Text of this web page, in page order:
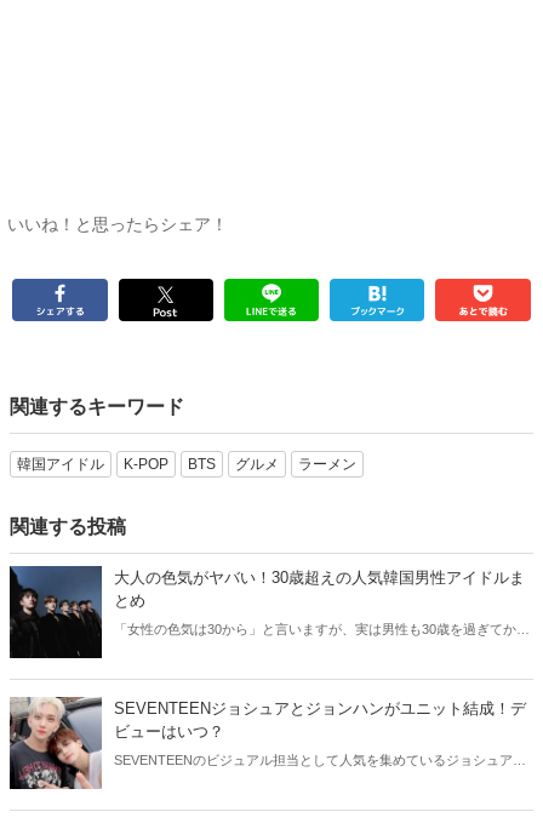
いいね！と思ったらシェア！
関連するキーワード
韓国アイドル K-POP BTS グルメ ラーメン
関連する投稿
大人の色気がヤバい！30歳超えの人気韓国男性アイドルま
とめ
「女性の色気は30から」と言いますが、実は男性も30歳を過ぎてから
SEVENTEENジョシュアとジョンハンがユニット結成！デ
ビューはいつ？
SEVENTEENのビジュアル担当として人気を集めているジョシュアと